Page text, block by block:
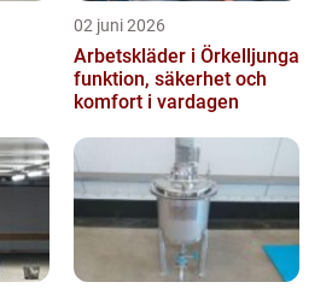
02 juni 2026
Arbetskläder i Örkelljunga
funktion, säkerhet och
komfort i vardagen